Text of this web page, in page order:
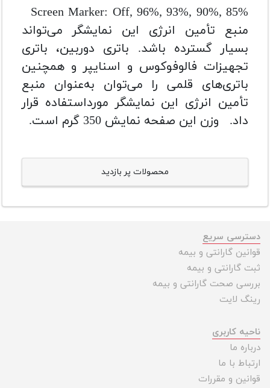
منبع تأمین انرژی این نمایشگر می‌تواند
بسیار گسترده باشد. باتری دوربین، باتری
تجهیزات فالوفوکوس و اسنایپر و همچنین
باتری‌های قلمی را می‌توان به‌عنوان منبع
تأمین انرژی این نمایشگر مورداستفاده قرار
داد. وزن این صفحه نمایش 350 گرم است.
محصولات پر بازدید
دسترسی سریع
قوانین گارانتی و بیمه
ثبت گارانتی و بیمه
بررسی صحت گارانتی و بیمه
رینگ لایت
ناحیه کاربری
درباره ما
ارتباط با ما
قوانین و مقررات